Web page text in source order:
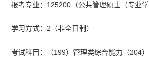
报考专业：125200（公共管理硕士（专业学
学习方式：2（非全日制）
考试科目：（199）管理类综合能力（204）